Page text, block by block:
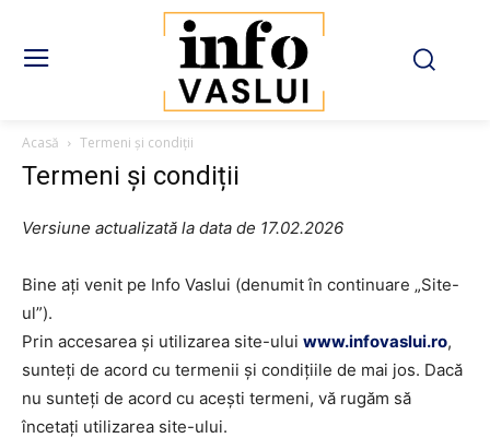
Acasă Termeni și condiții
Termeni și condiții
Versiune actualizată la data de 17.02.2026
Bine ați venit pe Info Vaslui (denumit în continuare „Site-
ul”).
Prin accesarea și utilizarea site-ului www.infovaslui.ro,
sunteți de acord cu termenii și condițiile de mai jos. Dacă
nu sunteți de acord cu acești termeni, vă rugăm să
încetați utilizarea site-ului.